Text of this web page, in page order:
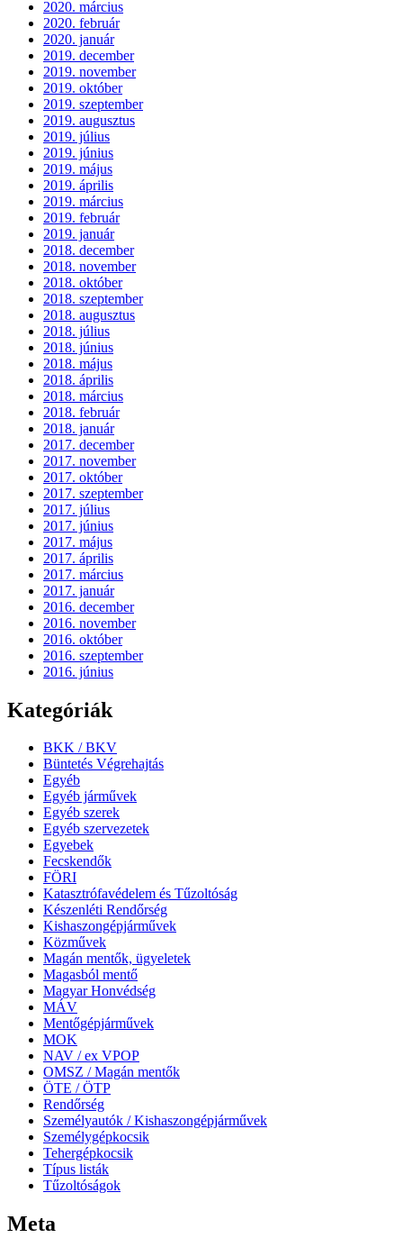
2020. március
2020. február
2020. január
2019. december
2019. november
2019. október
2019. szeptember
2019. augusztus
2019. július
2019. június
2019. május
2019. április
2019. március
2019. február
2019. január
2018. december
2018. november
2018. október
2018. szeptember
2018. augusztus
2018. július
2018. június
2018. május
2018. április
2018. március
2018. február
2018. január
2017. december
2017. november
2017. október
2017. szeptember
2017. július
2017. június
2017. május
2017. április
2017. március
2017. január
2016. december
2016. november
2016. október
2016. szeptember
2016. június
Kategóriák
BKK / BKV
Büntetés Végrehajtás
Egyéb
Egyéb járművek
Egyéb szerek
Egyéb szervezetek
Egyebek
Fecskendők
FÖRI
Katasztrófavédelem és Tűzoltóság
Készenléti Rendőrség
Kishaszongépjárművek
Közművek
Magán mentők, ügyeletek
Magasból mentő
Magyar Honvédség
MÁV
Mentőgépjárművek
MOK
NAV / ex VPOP
OMSZ / Magán mentők
ÖTE / ÖTP
Rendőrség
Személyautók / Kishaszongépjárművek
Személygépkocsik
Tehergépkocsik
Típus listák
Tűzoltóságok
Meta